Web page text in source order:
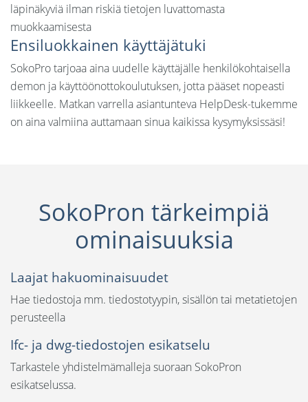
läpinäkyviä ilman riskiä tietojen luvattomasta
muokkaamisesta
Ensiluokkainen käyttäjätuki
SokoPro tarjoaa aina uudelle käyttäjälle henkilökohtaisella
demon ja käyttöönottokoulutuksen, jotta pääset nopeasti
liikkeelle. Matkan varrella asiantunteva HelpDesk-tukemme
on aina valmiina auttamaan sinua kaikissa kysymyksissäsi!
SokoPron tärkeimpiä
ominaisuuksia
Laajat hakuominaisuudet
Hae tiedostoja mm. tiedostotyypin, sisällön tai metatietojen
perusteella
Ifc- ja dwg-tiedostojen esikatselu
Tarkastele yhdistelmämalleja suoraan SokoPron
esikatselussa.